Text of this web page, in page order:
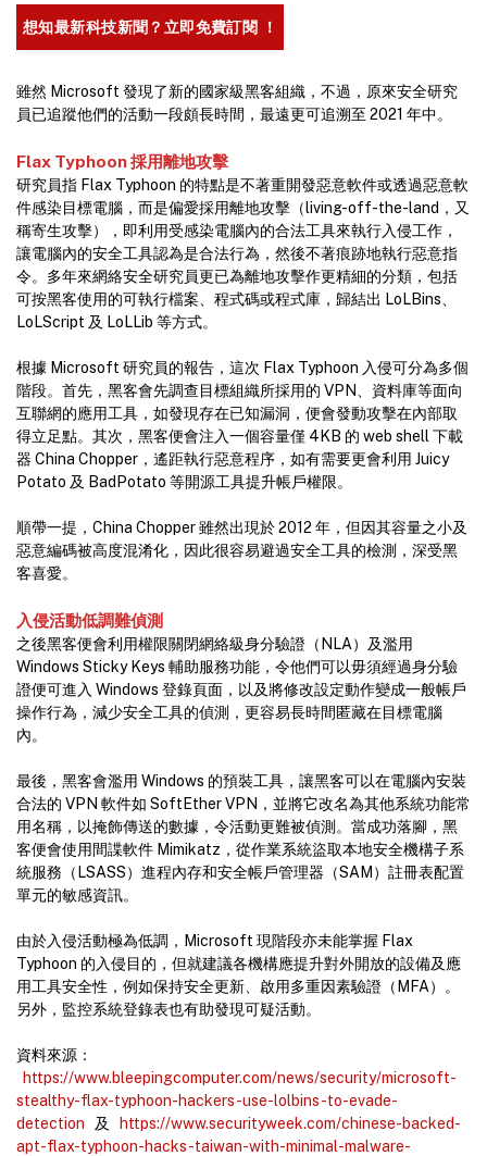
想知最新科技新聞？立即免費訂閱 ！
雖然 Microsoft 發現了新的國家級黑客組織，不過，原來安全研究
員已追蹤他們的活動一段頗長時間，最遠更可追溯至 2021 年中。
Flax Typhoon 採用離地攻擊
研究員指 Flax Typhoon 的特點是不著重開發惡意軟件或透過惡意軟
件感染目標電腦，而是偏愛採用離地攻擊（living-off-the-land，又
稱寄生攻擊），即利用受感染電腦內的合法工具來執行入侵工作，
讓電腦內的安全工具認為是合法行為，然後不著痕跡地執行惡意指
令。多年來網絡安全研究員更已為離地攻擊作更精細的分類，包括
可按黑客使用的可執行檔案、程式碼或程式庫，歸結出 LoLBins、
LoLScript 及 LoLLib 等方式。
根據 Microsoft 研究員的報告，這次 Flax Typhoon 入侵可分為多個
階段。首先，黑客會先調查目標組織所採用的 VPN、資料庫等面向
互聯網的應用工具，如發現存在已知漏洞，便會發動攻擊在內部取
得立足點。其次，黑客便會注入一個容量僅 4KB 的 web shell 下載
器 China Chopper，遙距執行惡意程序，如有需要更會利用 Juicy
Potato 及 BadPotato 等開源工具提升帳戶權限。
順帶一提，China Chopper 雖然出現於 2012 年，但因其容量之小及
惡意編碼被高度混淆化，因此很容易避過安全工具的檢測，深受黑
客喜愛。
入侵活動低調難偵測
之後黑客便會利用權限關閉網絡級身分驗證（NLA）及濫用
Windows Sticky Keys 輔助服務功能，令他們可以毋須經過身分驗
證便可進入 Windows 登錄頁面，以及將修改設定動作變成一般帳戶
操作行為，減少安全工具的偵測，更容易長時間匿藏在目標電腦
內。
最後，黑客會濫用 Windows 的預裝工具，讓黑客可以在電腦內安裝
合法的 VPN 軟件如 SoftEther VPN，並將它改名為其他系統功能常
用名稱，以掩飾傳送的數據，令活動更難被偵測。當成功落腳，黑
客便會使用間諜軟件 Mimikatz，從作業系統盜取本地安全機構子系
統服務（LSASS）進程內存和安全帳戶管理器（SAM）註冊表配置
單元的敏感資訊。
由於入侵活動極為低調，Microsoft 現階段亦未能掌握 Flax
Typhoon 的入侵目的，但就建議各機構應提升對外開放的設備及應
用工具安全性，例如保持安全更新、啟用多重因素驗證（MFA）。
另外，監控系統登錄表也有助發現可疑活動。
資料來源：
https://www.bleepingcomputer.com/news/security/microsoft-
stealthy-flax-typhoon-hackers-use-lolbins-to-evade-
detection
及
https://www.securityweek.com/chinese-backed-
apt-flax-typhoon-hacks-taiwan-with-minimal-malware-